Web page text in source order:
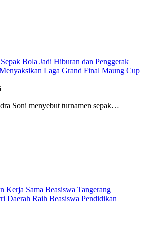
Bola Jadi Hiburan dan Penggerak
Laga Grand Final Maung Cup
Soni menyebut turnamen sepak…
Kerja Sama Beasiswa Tangerang
Daerah Raih Beasiswa Pendidikan